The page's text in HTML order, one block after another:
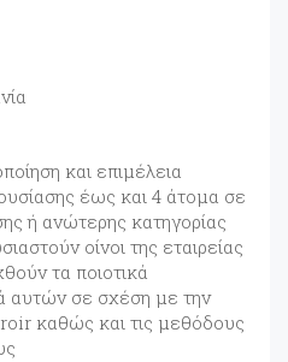
και επιμέλεια
έως και 4 άτομα σε
ή ανώτερης κατηγορίας
οίνοι της εταιρείας
τα ποιοτικά
αυτών σε σχέση με την
καθώς και τις μεθόδους